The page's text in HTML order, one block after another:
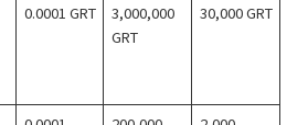
0.0001 GRT
3,000,000
GRT
30,000 GRT